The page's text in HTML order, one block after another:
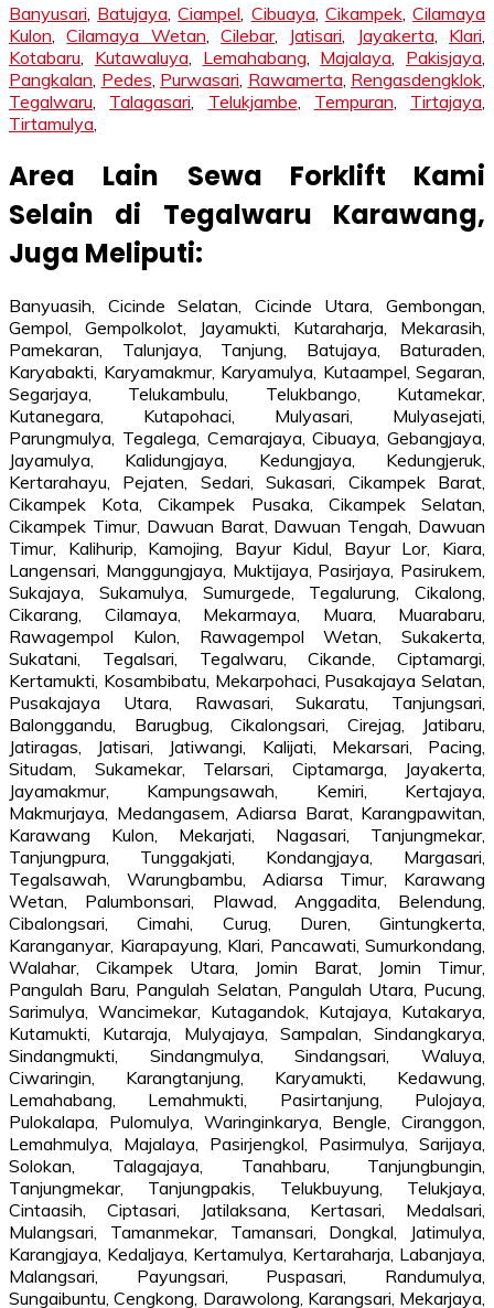
Banyusari Batujaya ,Ciampel Cibuaya Cikampek,Cilamaya
Kulon ,Cilamaya Wetan ,Cilebar, Jatisari Jayakerta Klari
Kotabaru
Kutawaluya Lemahabang Majalaya Pakisjaya
Pangkalan Pedes Purwasari Rawamerta Rengasdengklok
Tegalwaru
Talagasari Telukjambe Tempuran Tirtajaya
Tirtamulya
Area Lain Sewa Forklift Kami
Selain di Tegalwaru Karawang,
Juga Meliputi:
Banyuasih, Cicinde Selatan, Cicinde Utara, Gembongan,
Gempol, Gempolkolot, Jayamukti, Kutaraharja, Mekarasih,
Pamekaran, Talunjaya, Tanjung, Batujaya, Baturaden,
Karyabakti, Karyamakmur, Karyamulya, Kutaampel, Segaran,
Segarjaya, Telukambulu, Telukbango, Kutamekar,
Kutanegara, Kutapohaci, Mulyasari, Mulyasejati,
Parungmulya, Tegalega, Cemarajaya, Cibuaya, Gebangjaya,
Jayamulya, Kalidungjaya, Kedungjaya, Kedungjeruk,
Kertarahayu, Pejaten, Sedari, Sukasari, Cikampek Barat,
Cikampek Kota, Cikampek Pusaka, Cikampek Selatan,
Cikampek Timur, Dawuan Barat, Dawuan Tengah, Dawuan
Timur, Kalihurip, Kamojing, Bayur Kidul, Bayur Lor, Kiara,
Langensari, Manggungjaya, Muktijaya, Pasirjaya, Pasirukem,
Sukajaya, Sukamulya, Sumurgede, Tegalurung, Cikalong,
Cikarang, Cilamaya, Mekarmaya, Muara, Muarabaru,
Rawagempol Kulon, Rawagempol Wetan, Sukakerta,
Sukatani, Tegalsari, Tegalwaru, Cikande, Ciptamargi,
Kertamukti, Kosambibatu, Mekarpohaci, Pusakajaya Selatan,
Pusakajaya Utara, Rawasari, Sukaratu, Tanjungsari,
Balonggandu, Barugbug, Cikalongsari, Cirejag, Jatibaru,
Jatiragas, Jatisari, Jatiwangi, Kalijati, Mekarsari, Pacing,
Situdam, Sukamekar, Telarsari, Ciptamarga, Jayakerta,
Jayamakmur, Kampungsawah, Kemiri, Kertajaya,
Makmurjaya, Medangasem, Adiarsa Barat, Karangpawitan,
Karawang Kulon, Mekarjati, Nagasari, Tanjungmekar,
Tanjungpura, Tunggakjati, Kondangjaya, Margasari,
Tegalsawah, Warungbambu, Adiarsa Timur, Karawang
Wetan, Palumbonsari, Plawad, Anggadita, Belendung,
Cibalongsari, Cimahi, Curug, Duren, Gintungkerta,
Karanganyar, Kiarapayung, Klari, Pancawati, Sumurkondang,
Walahar, Cikampek Utara, Jomin Barat, Jomin Timur,
Pangulah Baru, Pangulah Selatan, Pangulah Utara, Pucung,
Sarimulya, Wancimekar, Kutagandok, Kutajaya, Kutakarya,
Kutamukti, Kutaraja, Mulyajaya, Sampalan, Sindangkarya,
Sindangmukti, Sindangmulya, Sindangsari, Waluya,
Ciwaringin, Karangtanjung, Karyamukti, Kedawung,
Lemahabang, Lemahmukti, Pasirtanjung, Pulojaya,
Pulokalapa, Pulomulya, Waringinkarya, Bengle, Ciranggon,
Lemahmulya, Majalaya, Pasirjengkol, Pasirmulya, Sarijaya,
Solokan, Talagajaya, Tanahbaru, Tanjungbungin,
Tanjungmekar, Tanjungpakis, Telukbuyung, Telukjaya,
Cintaasih, Ciptasari, Jatilaksana, Kertasari, Medalsari,
Mulangsari, Tamanmekar, Tamansari, Dongkal, Jatimulya,
Karangjaya, Kedaljaya, Kertamulya, Kertaraharja, Labanjaya,
Malangsari, Payungsari, Puspasari, Randumulya,
Sungaibuntu, Cengkong, Darawolong, Karangsari, Mekarjaya,